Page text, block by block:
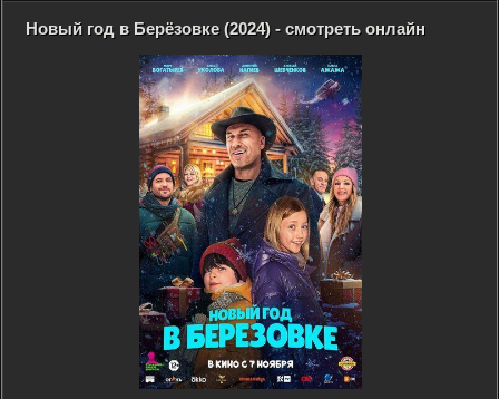
Новый год в Берёзовке (2024) - смотреть онлайн